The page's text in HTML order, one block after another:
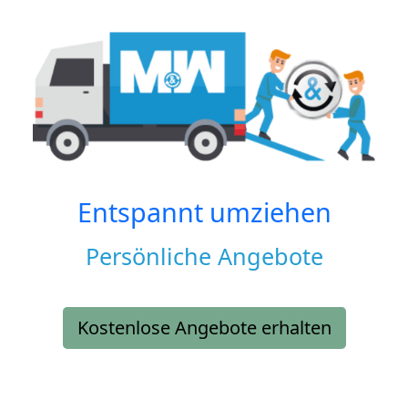
Entspannt umziehen
Persönliche Angebote
Kostenlose Angebote erhalten